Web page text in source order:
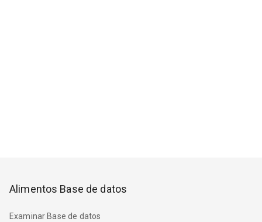
Alimentos Base de datos
Examinar Base de datos